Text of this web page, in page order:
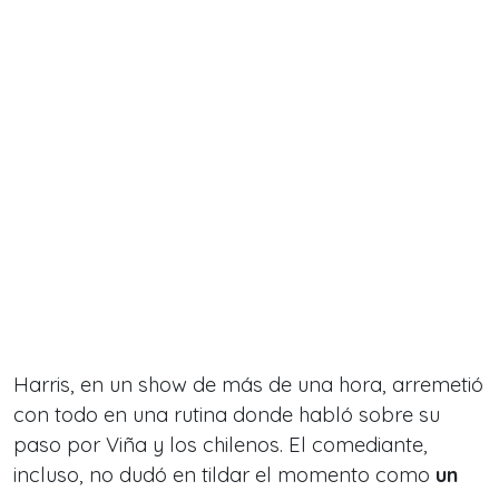
Harris, en un show de más de una hora, arremetió
con todo en una rutina donde habló sobre su
paso por Viña y los chilenos. El comediante,
incluso, no dudó en tildar el momento como un